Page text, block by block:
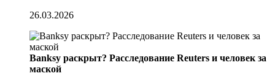
26.03.2026
Banksy раскрыт? Расследование Reuters и человек за
маской